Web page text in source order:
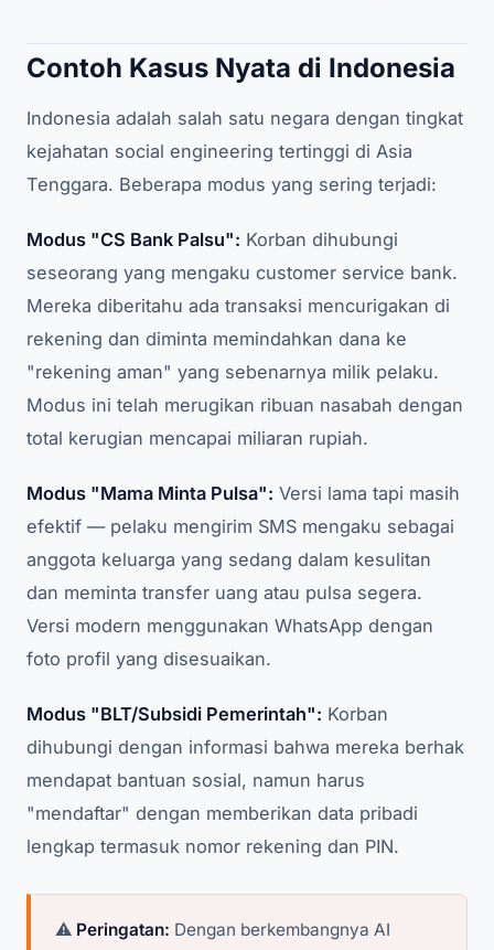
Contoh Kasus Nyata di Indonesia
Indonesia adalah salah satu negara dengan tingkat
kejahatan social engineering tertinggi di Asia
Tenggara. Beberapa modus yang sering terjadi:
Modus "CS Bank Palsu": Korban dihubungi
seseorang yang mengaku customer service bank.
Mereka diberitahu ada transaksi mencurigakan di
rekening dan diminta memindahkan dana ke
"rekening aman" yang sebenarnya milik pelaku.
Modus ini telah merugikan ribuan nasabah dengan
total kerugian mencapai miliaran rupiah.
Modus "Mama Minta Pulsa": Versi lama tapi masih
efektif — pelaku mengirim SMS mengaku sebagai
anggota keluarga yang sedang dalam kesulitan
dan meminta transfer uang atau pulsa segera.
Versi modern menggunakan WhatsApp dengan
foto profil yang disesuaikan.
Modus "BLT/Subsidi Pemerintah": Korban
dihubungi dengan informasi bahwa mereka berhak
mendapat bantuan sosial, namun harus
"mendaftar" dengan memberikan data pribadi
lengkap termasuk nomor rekening dan PIN.
⚠️ Peringatan: Dengan berkembangnya AI